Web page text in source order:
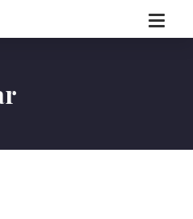
herramientas